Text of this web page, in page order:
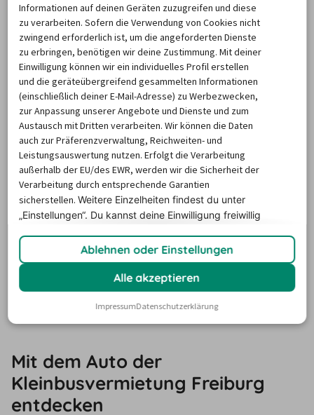
Wo befinden sich die Mietwagen-
Stationen in Freiburg?
Ob am Flughafen, Bahnhof oder in der Nähe der
Unterkunft: Der billiger-mietwagen.de Abhol-Atlas zeigt
alle nahegelegenen Autovermietungen und
Rückgabestationen in Freiburg. Für Städtetrips,
Landpartien…und mehr Flexibilität im Urlaub! Na, wo
soll der Roadtrip starten?
Um die Karte und die Stationsinformationen
anzuzeigen, aktiviere bitte Cookies.
Klicke hier, um deine Cookie-Einstellungen zu
verwalten.
Mit dem Auto der
Kleinbusvermietung Freiburg
entdecken
Informationen auf deinen Geräten zuzugreifen und diese
zu verarbeiten. Sofern die Verwendung von Cookies nicht
zwingend erforderlich ist, um die angeforderten Dienste
zu erbringen, benötigen wir deine Zustimmung. Mit deiner
Einwilligung können wir ein individuelles Profil erstellen
und die geräteübergreifend gesammelten Informationen
(einschließlich deiner E-Mail-Adresse) zu Werbezwecken,
zur Anpassung unserer Angebote und Dienste und zum
Austausch mit Dritten verarbeiten. Wir können die Daten
auch zur Präferenzverwaltung, Reichweiten- und
Leistungsauswertung nutzen. Erfolgt die Verarbeitung
außerhalb der EU/des EWR, werden wir die Sicherheit der
Verarbeitung durch entsprechende Garantien
sicherstellen.Weitere Einzelheiten findest du unter
„Einstellungen“. Du kannst deine Einwilligung freiwillig
Ablehnen oder Einstellungen
Alle akzeptieren
ImpressumDatenschutzerklärung